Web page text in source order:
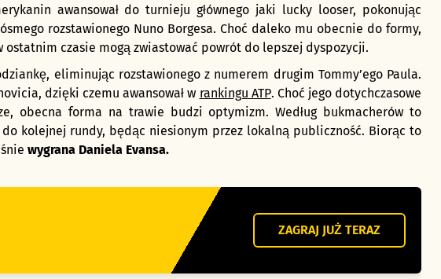
awansował do turnieju głównego jaki lucky looser, pokonując
rozstawionego Nuno Borgesa. Choć daleko mu obecnie do formy,
ostatnim czasie mogą zwiastować powrót do lepszej dyspozycji.
eliminując rozstawionego z numerem drugim Tommy’ego Paula.
dzięki czemu awansował w rankingu ATP. Choć jego dotychczasowe
obecna forma na trawie budzi optymizm. Według bukmacherów to
do kolejnej rundy, będąc niesionym przez lokalną publiczność. Biorąc to
wygrana Daniela Evansa.
ZAGRAJ JUŻ TERAZ